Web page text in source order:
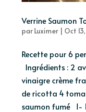
Verrine Saumon
par Luximer| Oct
Recette pour 6
Ingrédients : 2
vinaigre crème
de ricotta 4
saumon fumé 1-